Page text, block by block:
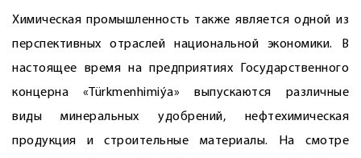
Химическая промышленность также является одной из
перспективных отраслей национальной экономики. В
настоящее время на предприятиях Государственного
концерна «Türkmenhimiýa» выпускаются различные
виды минеральных удобрений, нефтехимическая
продукция и строительные материалы. На смотре